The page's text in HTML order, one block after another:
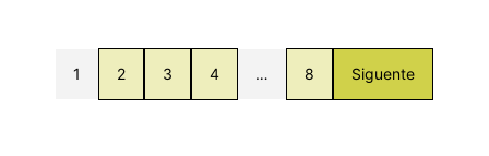
1 2 3 4 … 8 Siguente